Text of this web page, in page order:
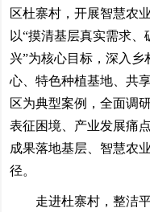
区杜寨村，开展智慧农
以“摸清基层真实需求
兴”为核心目标，深入
心、特色种植基地、共
区为典型案例，全面调
表征困境、产业发展痛
成果落地基层、智慧农
径。
走进杜寨村，整洁平